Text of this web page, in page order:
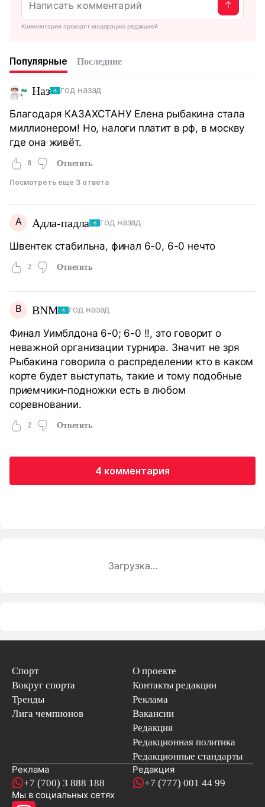
Комментарии проходят модерацию редакцией
Популярные Последние
Наз год назад
Благодаря КАЗАХСТАНУ Елена рыбакина стала
миллионером! Но, налоги платит в рф, в москву
где она живёт.
8 Ответить
Посмотреть еще 3 ответа
А Адла-падла год назад
Швентек стабильна, финал 6-0, 6-0 нечто
2 Ответить
В ВNM год назад
Финал Уимблдона 6-0; 6-0 !!, это говорит о
неважной организации турнира. Значит не зря
Рыбакина говорила о распределении кто в каком
корте будет выступать, такие и тому подобные
приемчики-подножки есть в любом
соревновании.
2 Ответить
4 комментария
Загрузка...
Спорт
Вокруг спорта
Тренды
Лига чемпионов
О проекте
Контакты редакции
Реклама
Вакансии
Редакция
Редакционная политика
Редакционные стандарты
Реклама
+7 (700) 3 888 188
Редакция
+7 (777) 001 44 99
Мы в социальных сетях